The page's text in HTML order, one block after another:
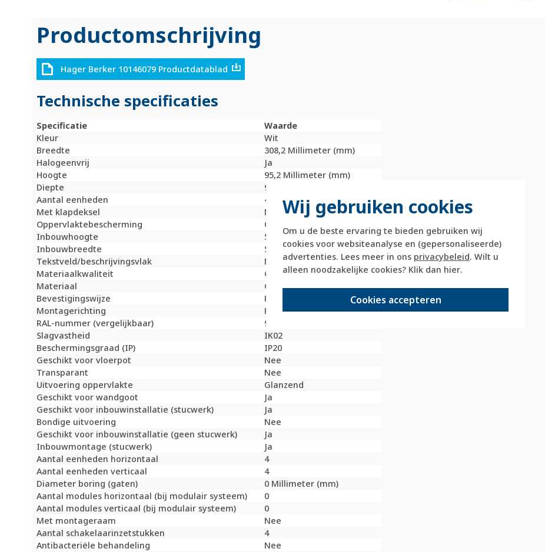
Wij gebruiken cookies
Om u de beste ervaring te bieden gebruiken wij
cookies voor websiteanalyse en (gepersonaliseerde)
advertenties. Lees meer in ons privacybeleid. Wilt u
alleen noodzakelijke cookies? Klik dan hier.
Cookies accepteren
Productomschrijving
Hager Berker 10146079 Productdatablad
Technische specificaties
Specificatie
Waarde
Kleur
Wit
Breedte
308,2 Millimeter (mm)
Halogeenvrij
Ja
Hoogte
95,2 Millimeter (mm)
Diepte
9,9 Millimeter (mm)
Aantal eenheden
4
Met klapdeksel
Nee
Oppervlaktebescherming
Onbehandeld
Inbouwhoogte
59,4 Millimeter (mm)
Inbouwbreedte
59,4 Millimeter (mm)
Tekstveld/beschrijvingsvlak
Nee
Materiaalkwaliteit
Glas
Materiaal
Glas
Bevestigingswijze
Klembevestiging
Montagerichting
Horizontaal en verticaal
RAL-nummer (vergelijkbaar)
9010
Slagvastheid
IK02
Beschermingsgraad (IP)
IP20
Geschikt voor vloerpot
Nee
Transparant
Nee
Uitvoering oppervlakte
Glanzend
Geschikt voor wandgoot
Ja
Geschikt voor inbouwinstallatie (stucwerk)
Ja
Bondige uitvoering
Nee
Geschikt voor inbouwinstallatie (geen stucwerk)
Ja
Inbouwmontage (stucwerk)
Ja
Aantal eenheden horizontaal
4
Aantal eenheden verticaal
4
Diameter boring (gaten)
0 Millimeter (mm)
Aantal modules horizontaal (bij modulair systeem)
0
Aantal modules verticaal (bij modulair systeem)
0
Met montageraam
Nee
Aantal schakelaarinzetstukken
4
Antibacteriële behandeling
Nee